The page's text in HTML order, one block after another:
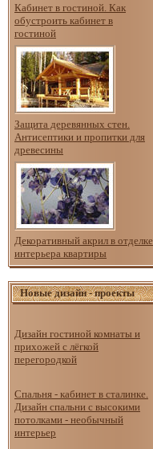
Кабинет в гостиной. Как
обустроить кабинет в
гостиной
Защита деревянных стен.
Антисептики и пропитки для
древесины
Декоративный акрил в отделке
интерьера квартиры
Новые дизайн - проекты
Дизайн гостиной комнаты и
прихожей с лёгкой
перегородкой
Спальня - кабинет в сталинке.
Дизайн спальни с высокими
потолками - необычный
интерьер